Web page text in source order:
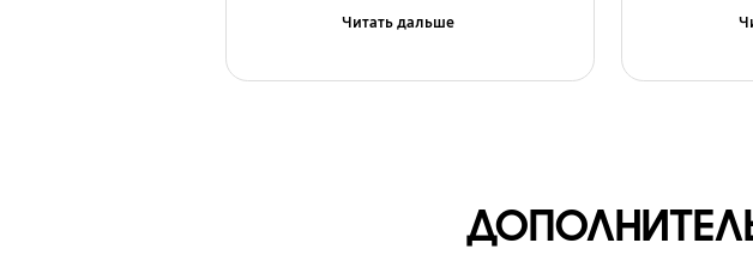
Читать дальше